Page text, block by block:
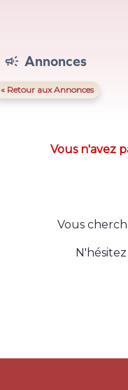
 Annonces
« Retour aux Annonces
Vous n'avez
Vous
N'hésitez